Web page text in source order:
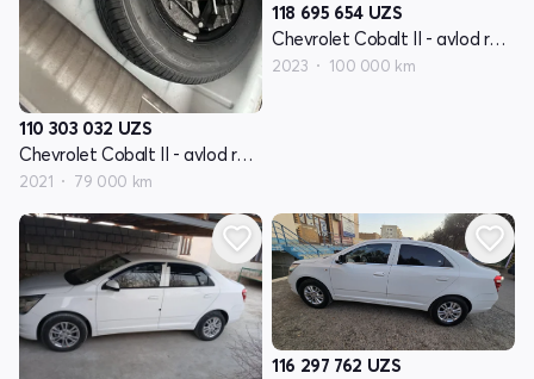
110 303 032 UZS
Chevrolet Cobalt II - avlod restyling
2021 79 000 km
118 695 654 UZS
Chevrolet Cobalt II - avlod restyling
2023 100 000 km
116 297 762 UZS